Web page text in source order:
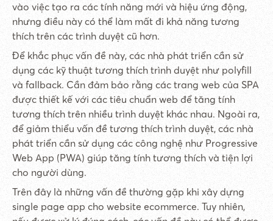
vào việc tạo ra các tính năng mới và hiệu ứng động,
nhưng điều này có thể làm mất đi khả năng tương
thích trên các trình duyệt cũ hơn.
Để khắc phục vấn đề này, các nhà phát triển cần sử
dụng các kỹ thuật tương thích trình duyệt như polyfill
và fallback. Cần đảm bảo rằng các trang web của SPA
được thiết kế với các tiêu chuẩn web để tăng tính
tương thích trên nhiều trình duyệt khác nhau. Ngoài ra,
để giảm thiểu vấn đề tương thích trình duyệt, các nhà
phát triển cần sử dụng các công nghệ như Progressive
Web App (PWA) giúp tăng tính tương thích và tiện lợi
cho người dùng.
Trên đây là những vấn đề thường gặp khi xây dựng
single page app cho website ecommerce. Tuy nhiên,